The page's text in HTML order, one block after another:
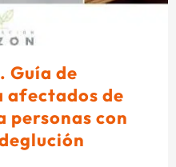
Guía de
afectados de
personas con